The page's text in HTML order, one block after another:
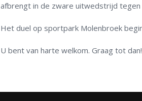
afbrengt in de zware uitwedstrijd tegen
Het duel op sportpark Molenbroek
U bent van harte welkom. Graag tot dan!